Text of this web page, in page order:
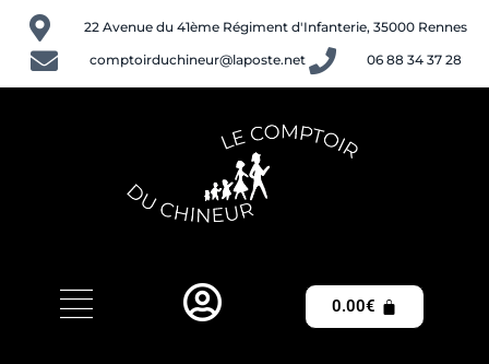
Aller
au
22 Avenue du 41ème Régiment d'Infanterie, 35000 Rennes
comptoirduchineur@laposte.net
06 88 34 37 28
0.00€